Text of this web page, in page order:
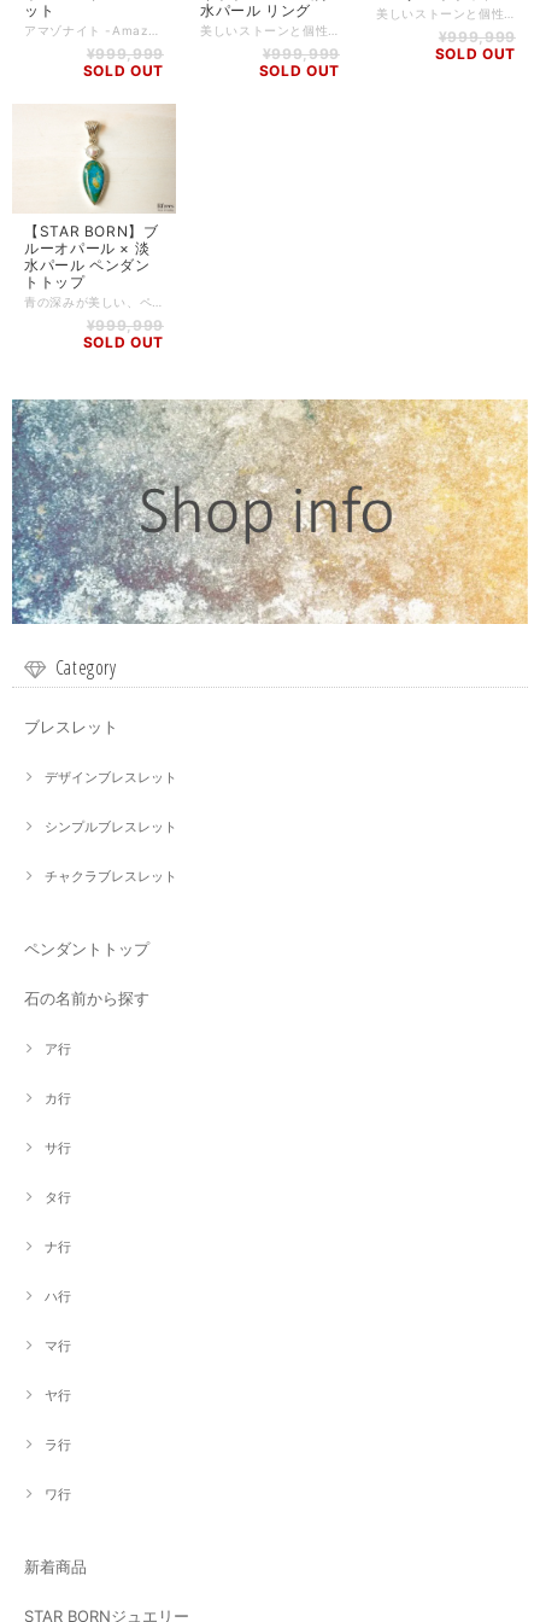
ット
¥999,999
SOLD OUT
水パール リング
¥999,999
SOLD OUT
¥999,999
SOLD OUT
【STAR BORN】ブ
ルーオパール × 淡
水パール ペンダン
トトップ
¥999,999
SOLD OUT
Category
ブレスレット
デザインブレスレット
シンプルブレスレット
チャクラブレスレット
ペンダントトップ
石の名前から探す
ア行
カ行
サ行
タ行
ナ行
ハ行
マ行
ヤ行
ラ行
ワ行
新着商品
STAR BORNジュエリー